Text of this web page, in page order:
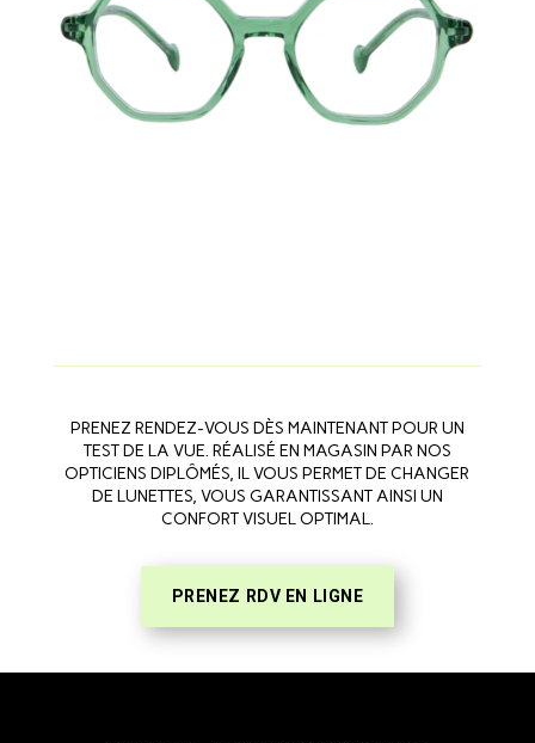
PRENEZ RENDEZ-VOUS DÈS MAINTENANT POUR UN
TEST DE LA VUE. RÉALISÉ EN MAGASIN PAR NOS
OPTICIENS DIPLÔMÉS, IL VOUS PERMET DE CHANGER
DE LUNETTES, VOUS GARANTISSANT AINSI UN
CONFORT VISUEL OPTIMAL.
PRENEZ RDV EN LIGNE